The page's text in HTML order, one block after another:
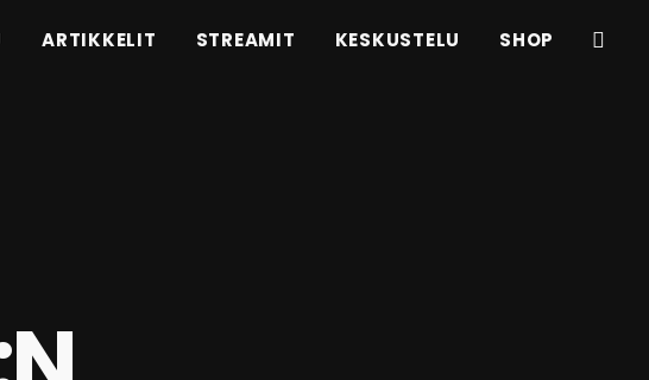
ARTIKKELIT STREAMIT KESKUSTELU SHOP